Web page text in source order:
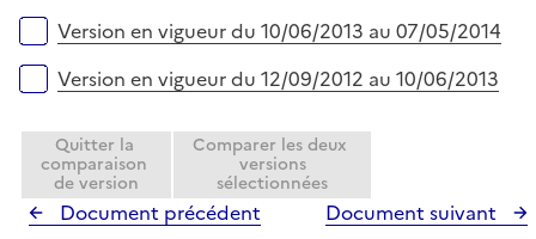
Version en vigueur du 10/06/2013 au 07/05/2014
Version en vigueur du 12/09/2012 au 10/06/2013
Quitter la
comparaison
de version
Comparer les deux
versions
sélectionnées
Document précédent Document suivant